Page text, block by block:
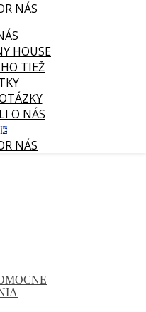
NÁS
HOUSE
TIEŽ
O NÁS
NÁS